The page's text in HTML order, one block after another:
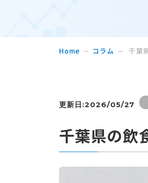
Home コラム 千葉
更新日:2026/05/27
千葉県の飲